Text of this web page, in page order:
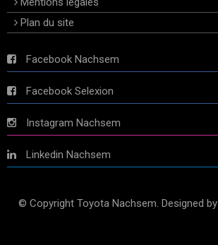
Plan du site
Facebook Nachsem
Facebook Selexion
Instagram Nachsem
Linkedin Nachsem
© Copyright Toyota Nachsem. Designed